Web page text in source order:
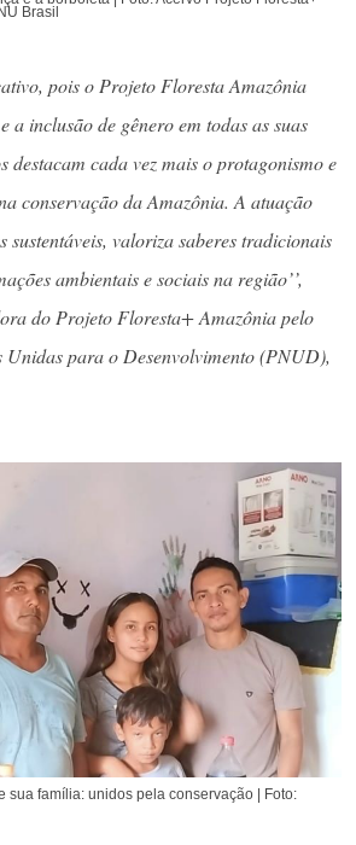
Brasil
pois o Projeto Floresta Amazônia
a inclusão de gênero em todas as suas
destacam cada vez mais o protagonismo e
conservação da Amazônia. A atuação
sustentáveis, valoriza saberes tradicionais
ambientais e sociais na região’’,
do Projeto Floresta+ Amazônia pelo
Unidas para o Desenvolvimento (PNUD),
sua família: unidos pela conservação | Foto: